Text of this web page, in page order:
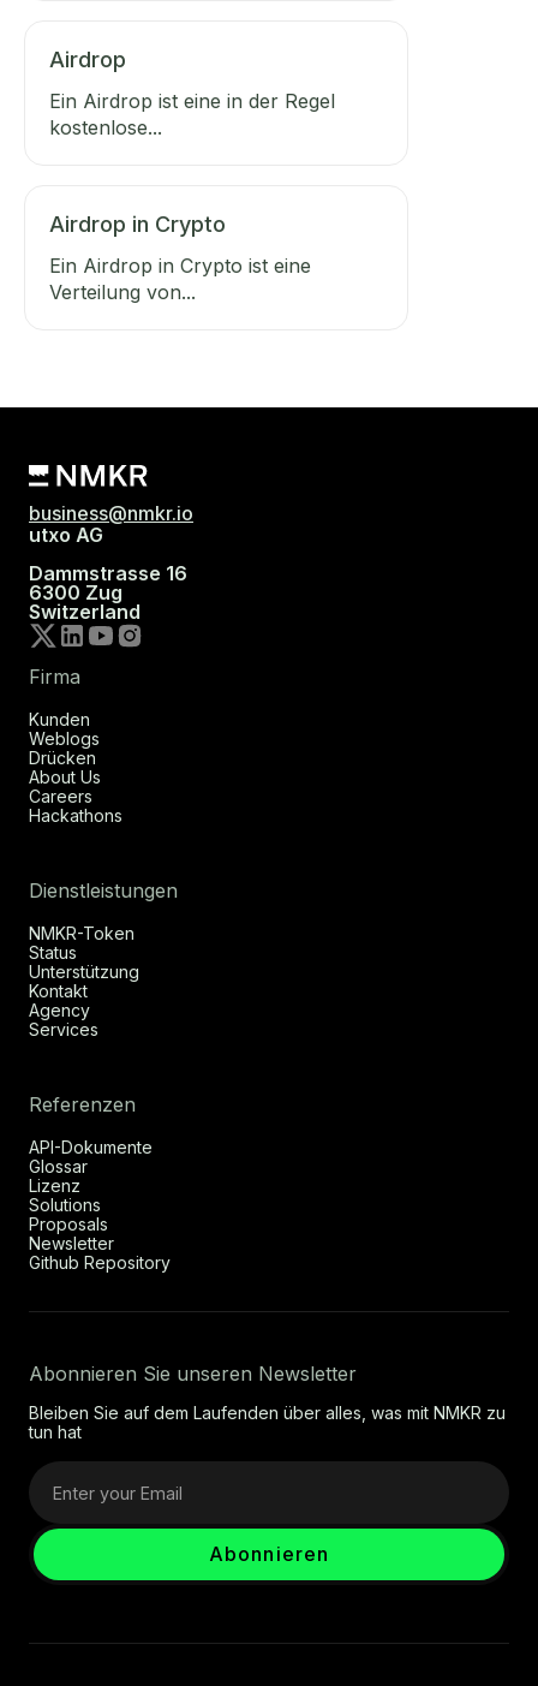
Airdrop
Ein Airdrop ist eine in der Regel
kostenlose...
Airdrop in Crypto
Ein Airdrop in Crypto ist eine
Verteilung von...
business@nmkr.io
utxo AG
Dammstrasse 16
6300 Zug
Switzerland
Firma
Kunden
Weblogs
Drücken
About Us
Careers
Hackathons
Dienstleistungen
NMKR-Token
Status
Unterstützung
Kontakt
Agency
Services
Referenzen
API-Dokumente
Glossar
Lizenz
Solutions
Proposals
Newsletter
Github Repository
Abonnieren Sie unseren Newsletter
Bleiben Sie auf dem Laufenden über alles, was mit NMKR zu
tun hat